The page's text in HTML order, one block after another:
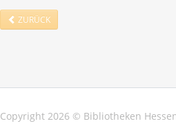
ZURÜCK
Copyright 2026 © Bibliotheken